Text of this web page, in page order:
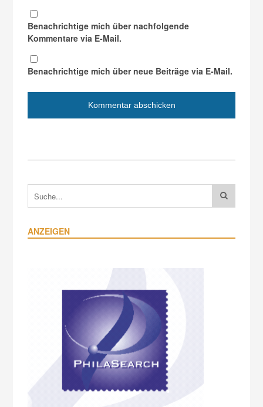
Benachrichtige mich über nachfolgende
Kommentare via E-Mail.
Benachrichtige mich über neue Beiträge via E-Mail.
ANZEIGEN